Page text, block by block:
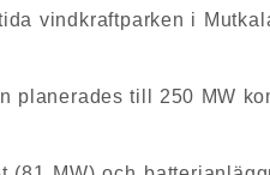
vindkraftparken i
planerades till 250 MW